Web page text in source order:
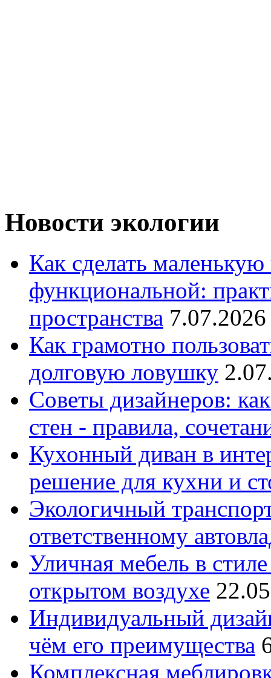
Новости экологии
Как сделать
функциональной:
пространства
Как грамотно
долговую ловушку
Советы дизайнеров:
стен - правила,
Кухонный диван в
решение для кухни и
Экологичный
ответственному
Уличная мебель в
открытом воздухе
Индивидуальный
чём его преимущества
Комплексная